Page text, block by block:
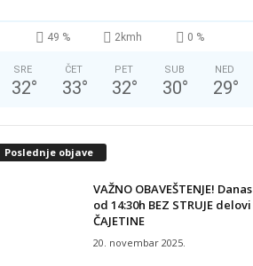
49 % 2kmh 0 %
SRE
32°
ČET
33°
PET
32°
SUB
30°
NED
29°
Poslednje objave
VAŽNO OBAVEŠTENJE! Danas
od 14:30h BEZ STRUJE delovi
ČAJETINE
20. novembar 2025.